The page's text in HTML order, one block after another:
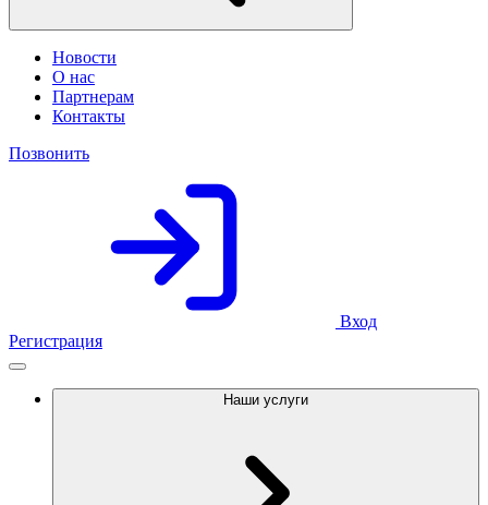
Новости
О нас
Партнерам
Контакты
Позвонить
Вход
Регистрация
Наши услуги